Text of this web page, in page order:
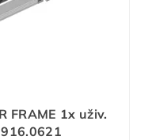
FRAME 1x uživ.